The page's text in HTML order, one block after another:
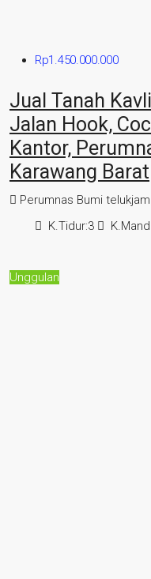
Rp1.450.000.000
Jual Tanah
Jalan Hook,
Kantor,
Karawang Barat
Perumnas Bumi
K.Tidur:3
Unggulan